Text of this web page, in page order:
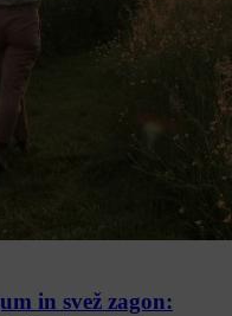
in svež zagon: